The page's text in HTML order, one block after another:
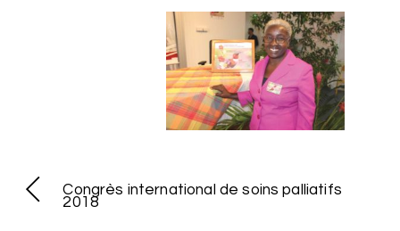
Congrès international de soins palliatifs
2018